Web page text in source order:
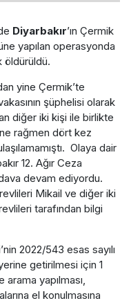
Diyarbakır’ın Çermik
yapılan operasyonda
öldürüldü.
yine Çermik’te
şüphelisi olarak
diğer iki kişi ile birlikte
rağmen dört kez
Olaya dair
12. Ağır Ceza
devam ediyordu.
Mikail ve diğer iki
tarafından bilgi
2022/543 esas sayılı
getirilmesi için 1
yapılması,
el konulmasına